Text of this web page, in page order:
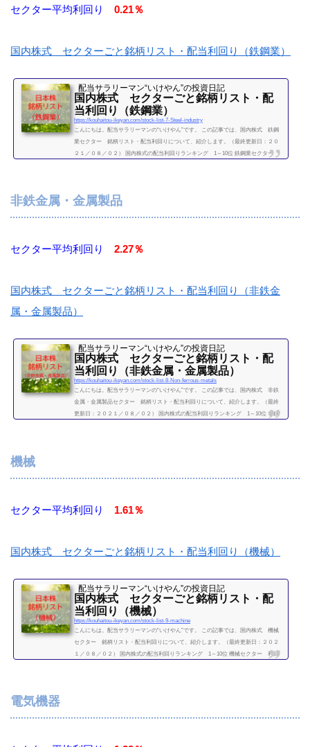
セクター平均利回り 0.21％
国内株式 セクターごと銘柄リスト・配当利回り（鉄鋼業）
配当サラリーマン“いけやん”の投資日記 ​
国内株式 セクターごと銘柄リスト・配
当利回り（鉄鋼業）
https://kouhaitou-ikeyan.com/stock-list-7-Steel-industry
こんにちは。配当サラリーマンの“いけやん”です。 この記事では、国内株式 鉄鋼
業セクター 銘柄リスト・配当利回りについて、紹介します。（最終更新日：２０
２１／０８／０２） 国内株式の配当利回りランキング 1～10位 鉄鋼業セクター
り 2.3％国内株式...
続きを読む
非鉄金属・金属製品
セクター平均利回り 2.27％
国内株式 セクターごと銘柄リスト・配当利回り（非鉄金
属・金属製品）
配当サラリーマン“いけやん”の投資日記 ​
国内株式 セクターごと銘柄リスト・配
当利回り（非鉄金属・金属製品）
https://kouhaitou-ikeyan.com/stock-list-8-Non-ferrous-metals
こんにちは。配当サラリーマンの“いけやん”です。 この記事では、国内株式 非鉄
金属・金属製品セクター 銘柄リスト・配当利回りについて、紹介します。（最終
更新日：２０２１／０８／０２） 国内株式の配当利回りランキング 1～10位 非鉄
続きを読む
機械
セクター平均利回り 1.61％
国内株式 セクターごと銘柄リスト・配当利回り（機械）
配当サラリーマン“いけやん”の投資日記 ​
国内株式 セクターごと銘柄リスト・配
当利回り（機械）
https://kouhaitou-ikeyan.com/stock-list-9-machine
こんにちは。配当サラリーマンの“いけやん”です。 この記事では、国内株式 機械
セクター 銘柄リスト・配当利回りについて、紹介します。（最終更新日：２０２
１／０８／０２） 国内株式の配当利回りランキング 1～10位 機械セクター 利回
続きを読む
電気機器